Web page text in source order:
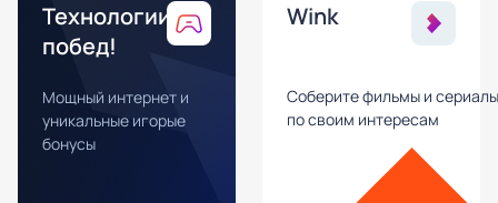
Технологии
побед!
Мощный интернет и
уникальные игорые
бонусы
Wink
Соберите фильмы и сериалы
по своим интересам